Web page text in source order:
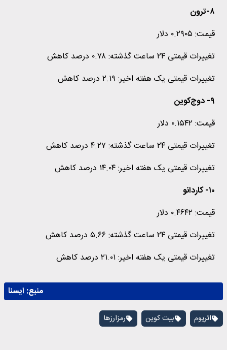
۸-ترون
قیمت: ۰.۲۹۰۵ دلار
تغییرات قیمتی ۲۴ ساعت گذشته: ۰.۷۸ درصد کاهش
تغییرات قیمتی یک هفته اخیر: ۲.۱۹ درصد کاهش
۹- دوج‌کوین
قیمت: ۰.۱۵۴۲ دلار
تغییرات قیمتی ۲۴ ساعت گذشته: ۴.۲۷ درصد کاهش
تغییرات قیمتی یک هفته اخیر: ۱۴.۰۴ درصد کاهش
۱۰- کاردانو
قیمت: ۰.۴۶۴۲ دلار
تغییرات قیمتی ۲۴ ساعت گذشته: ۵.۶۶ درصد کاهش
تغییرات قیمتی یک هفته اخیر: ۲۱.۰۱ درصد کاهش
منبع: ايسنا
اتریوم بیت کوین رمزارزها